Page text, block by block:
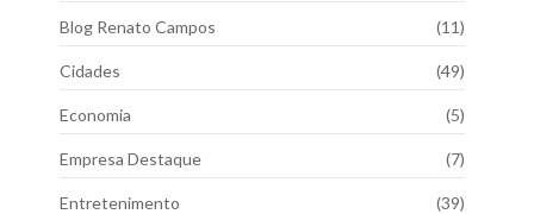
Blog Renato Campos (11)
Cidades (49)
Economia (5)
Empresa Destaque (7)
Entretenimento (39)